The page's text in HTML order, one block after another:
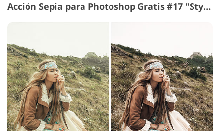
Acción Sepia para Photoshop Gratis #17 "Style"